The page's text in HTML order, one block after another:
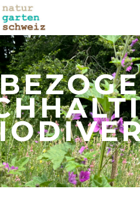
HOME
PRAXIS
TERMINE
MAGAZIN
UNS
WERDEN
KONTAKT